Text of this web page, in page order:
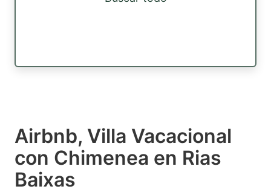
Airbnb, Villa Vacacional
con Chimenea en Rias
Baixas